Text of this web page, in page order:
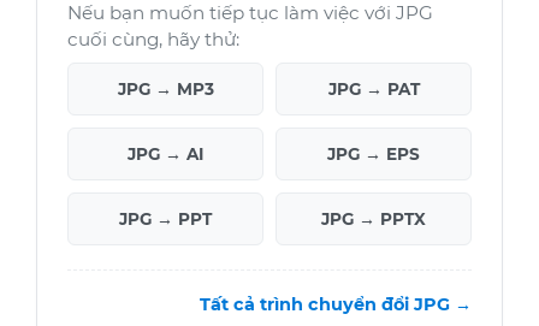
Nếu bạn muốn tiếp tục làm việc với JPG
cuối cùng, hãy thử:
JPG → MP3 JPG → PAT
JPG → AI JPG → EPS
JPG → PPT JPG → PPTX
Tất cả trình chuyển đổi JPG →